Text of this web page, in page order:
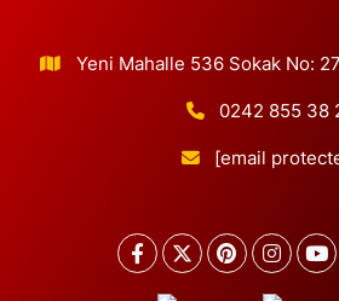
Çanakkale Eczanesi
karşısı, ayşen lokantası yanı
Burçin Eczanesi
Emniyetevleri Mahallesi Yolaçar Sokak 17 A
Yeni Mahalle 536 Sokak No:
0242 855 38
[email